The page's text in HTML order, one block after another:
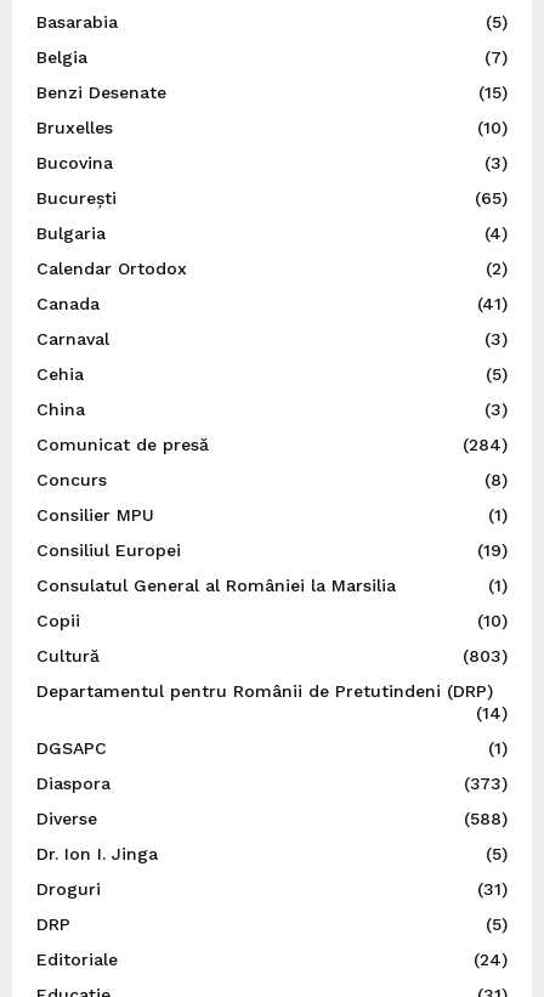
Basarabia
(5)
Belgia
(7)
Benzi Desenate
(15)
Bruxelles
(10)
Bucovina
(3)
București
(65)
Bulgaria
(4)
Calendar Ortodox
(2)
Canada
(41)
Carnaval
(3)
Cehia
(5)
China
(3)
Comunicat de presă
(284)
Concurs
(8)
Consilier MPU
(1)
Consiliul Europei
(19)
Consulatul General al României la Marsilia
(1)
Copii
(10)
Cultură
(803)
Departamentul pentru Românii de Pretutindeni (DRP)
(14)
DGSAPC
(1)
Diaspora
(373)
Diverse
(588)
Dr. Ion I. Jinga
(5)
Droguri
(31)
DRP
(5)
Editoriale
(24)